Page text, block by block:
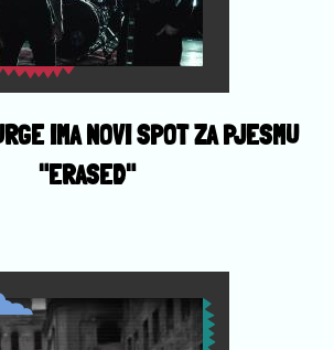
IMA NOVI SPOT ZA PJESMU
"ERASED"